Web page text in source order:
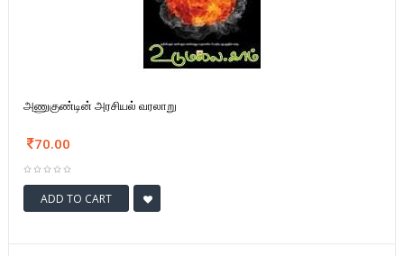
அணுகுண்டின் அரசியல் வரலாறு
70.00
ADD TO CART